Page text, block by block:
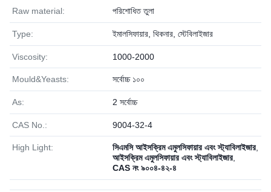
Raw material: পরিশোধিত তুলা
Type: ইমালসিফায়ার, থিকনার, স্টেবিলাইজার
Viscosity: 1000-2000
Mould&Yeasts: সর্বোচ্চ ১০০
As: 2 সর্বোচ্চ
CAS No.: 9004-32-4
High Light: সিএমসি আইসক্রিম এমুলসিফায়ার এবং স্ট্যাবিলাইজার
আইসক্রিম এমুলসিফায়ার এবং স্ট্যাবিলাইজার
CAS নং ৯০০৪-৪২-৪